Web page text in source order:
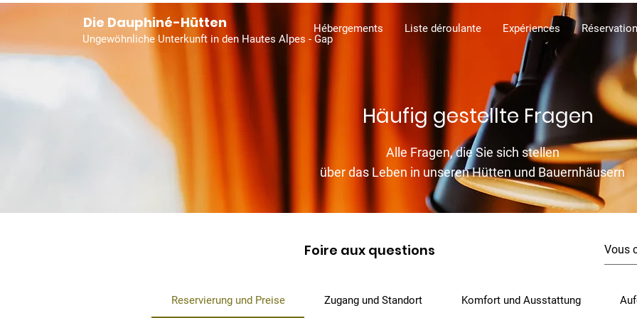
Die Dauphiné-Hütten
Ungewöhnliche Unterkunft in den Hautes Alpes - Gap
Hébergements Liste déroulante Expériences Réservation
Häufig gestellte Fragen
Alle Fragen, die Sie sich stellen
über das Leben in unseren Hütten und Bauernhäusern
Foire aux questions
Reservierung und Preise Zugang und Standort Komfort und Ausstattung